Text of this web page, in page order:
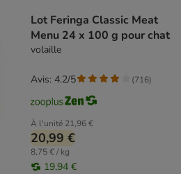
Lot Feringa Classic Meat
Menu 24 x 100 g pour chat
volaille
À l'unité 21,96 €
20,99 €
8,75 € / kg
19,94 €
Avis: 4.2/5 (716)